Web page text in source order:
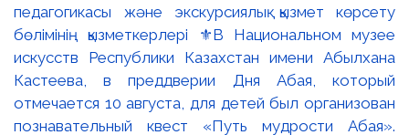
педагогикасы және экскурсиялық қызмет көрсету
бөлімінің қызметкерлері ⚜️В Национальном музее
искусств Республики Казахстан имени Абылхана
Кастеева, в преддверии Дня Абая, который
отмечается 10 августа, для детей был организован
познавательный квест «Путь мудрости Абая».